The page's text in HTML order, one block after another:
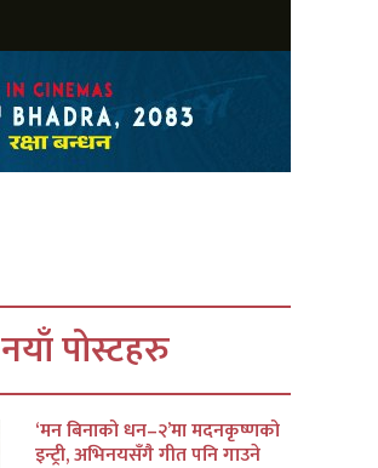
नयाँ पोस्टहरु
‘मन बिनाको धन–२’मा मदनकृष्णको
इन्ट्री, अभिनयसँगै गीत पनि गाउने